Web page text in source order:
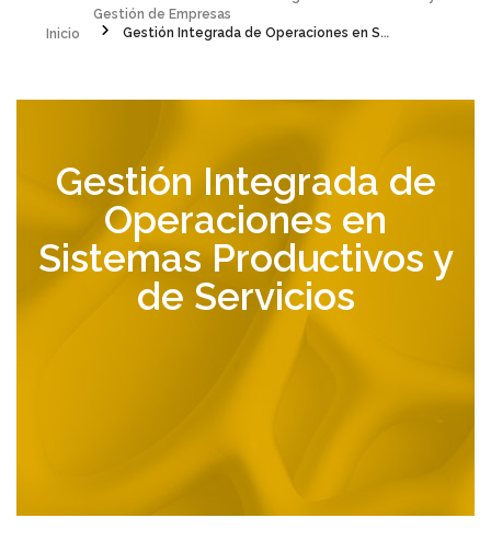
Sobrescribir
enlaces
navegación
Gestión de Empresas
Gestión Integrada de Operaciones en Sistemas Productivos y de Servicios
Gestión Integrada de
Operaciones en
Sistemas Productivos y
de Servicios